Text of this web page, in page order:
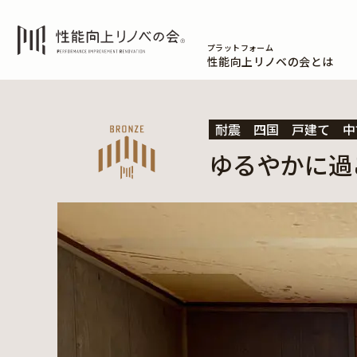
プラットフォーム
性能向上リノベの会とは
耐震 四国 戸建て
ゆるやかに